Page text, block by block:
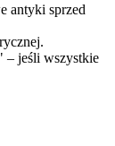
antyki sprzed
– jeśli wszystkie